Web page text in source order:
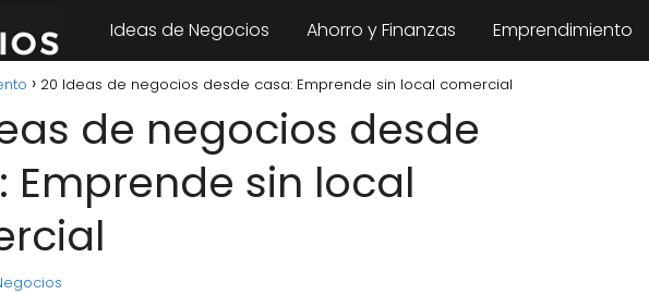
Ideas de Negocios Ahorro y Finanzas Emprendimiento
20 Ideas de negocios desde casa: Emprende sin local comercial
de negocios desde
Emprende sin local